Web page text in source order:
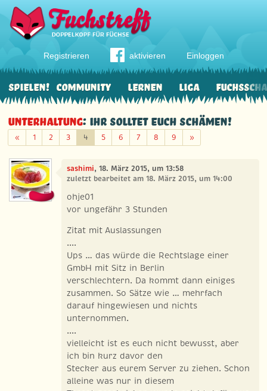
Registrieren aktivieren Einloggen
Community Lernen Liga
Spielen!
Unterhaltung: Ihr solltet euch schämen!
«Zurück
1 2 3 4 5 6 7 8 9 »Weiter
sashimi, 18. März 2015, um 13:58
zuletzt bearbeitet am 18. März 2015, um 14:00
ohje01
vor ungefähr 3 Stunden
Zitat mit Auslassungen
....
Ups … das würde die Rechtslage einer
GmbH mit Sitz in Berlin
verschlechtern. Da kommt dann einiges
zusammen. So Sätze wie … mehrfach
darauf hingewiesen und nichts
unternommen.
....
vielleicht ist es euch nicht bewusst, aber
ich bin kurz davor den
Stecker aus eurem Server zu ziehen. Schon
alleine was nur in diesem